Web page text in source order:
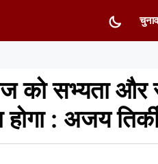
को सभ्यता
: अजय